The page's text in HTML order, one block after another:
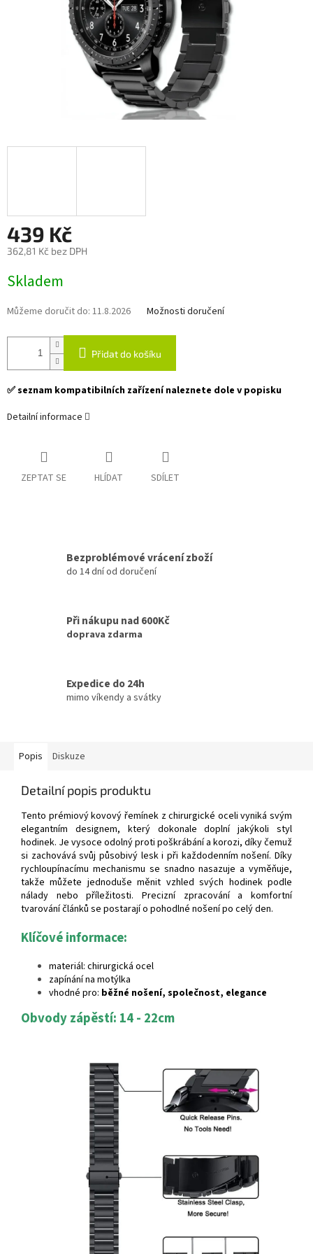
439 Kč
362,81 Kč bez DPH
cena:
Skladem
Můžeme doručit do: 11.8.2026 Možnosti doručení
Přidat do košíku
✅ seznam kompatibilních zařízení naleznete dole v popisku
Detailní informace
ZEPTAT SE HLÍDAT SDÍLET
Bezproblémové vrácení zboží
do 14 dní od doručení
Při nákupu nad 600Kč
doprava zdarma
Expedice do 24h
mimo víkendy a svátky
Popis Diskuze
Detailní popis produktu
Tento prémiový kovový řemínek z chirurgické oceli vyniká svým
elegantním designem, který dokonale doplní jakýkoli styl
hodinek. Je vysoce odolný proti poškrábání a korozi, díky čemuž
si zachovává svůj působivý lesk i při každodenním nošení. Díky
rychloupínacímu mechanismu se snadno nasazuje a vyměňuje,
takže můžete jednoduše měnit vzhled svých hodinek podle
nálady nebo příležitosti. Precizní zpracování a komfortní
tvarování článků se postarají o pohodlné nošení po celý den.
Klíčové informace:
materiál: chirurgická ocel
zapínání na motýlka
vhodné pro: běžné nošení, společnost, elegance
Obvody zápěstí: 14 - 22cm